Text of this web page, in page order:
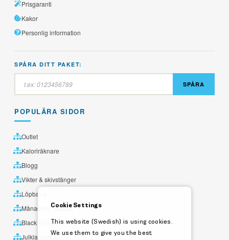
Prisgaranti
Kakor
Personlig information
SPÅRA DITT PAKET:
SPÅRA
POPULÄRA SIDOR
Outlet
Kaloriräknare
Blogg
Vikter & skivstänger
Löpband
Månadens utvalda
Black Friday
Julklappstips
Cookie Settings
This website (Swedish) is using cookies.
We use them to give you the best